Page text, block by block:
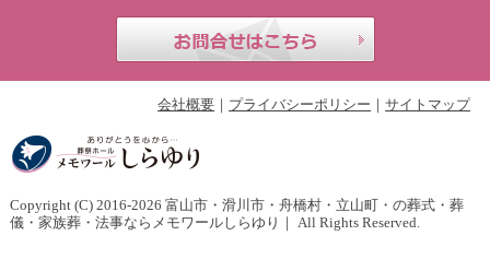
会社概要 プライバシーポリシー サイトマップ
Copyright (C) 2016-2026 富山市・滑川市・舟橋村・立山町・の葬式・葬
儀・家族葬・法事ならメモワールしらゆり ｜ All Rights Reserved.